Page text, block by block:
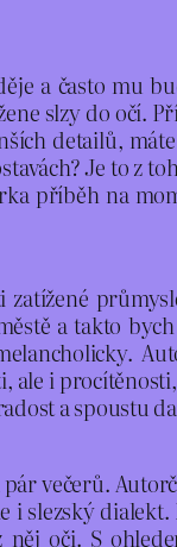
a často mu
slzy do očí.
detailů,
Je to z
příběh na
a takto
i
a spoustu
večerů.
i slezský
oči. S